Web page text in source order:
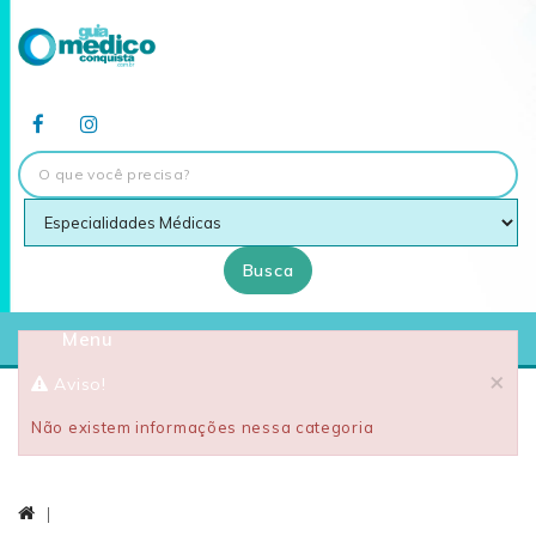
Busca
Menu
×
Aviso!
Não existem informações nessa categoria